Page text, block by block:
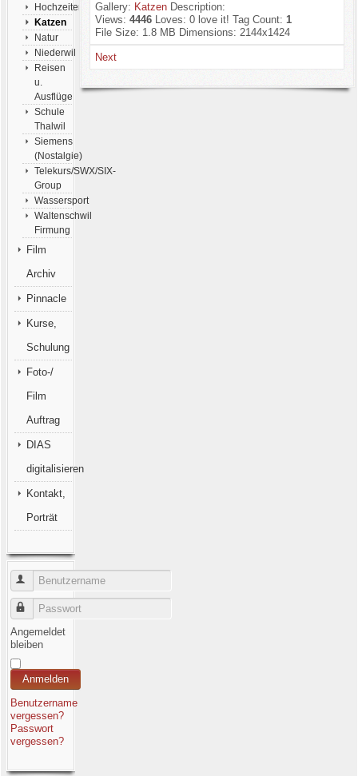
Hochzeiten
Katzen
Natur
Niederwil
Reisen
u.
Ausflüge
Schule
Thalwil
Siemens
(Nostalgie)
Telekurs/SWX/SIX-
Group
Wassersport
Waltenschwil
Firmung
Film
Archiv
Pinnacle
Kurse,
Schulung
Foto-/
Film
Auftrag
DIAS
digitalisieren
Kontakt,
Porträt
Benutzername
Passwort
Angemeldet
bleiben
Anmelden
Benutzername
vergessen?
Passwort
vergessen?
Gallery: Katzen Description:
Views:4446 Loves:0 love it! Tag Count:1
File Size: 1.8 MB Dimensions:2144x1424
Next